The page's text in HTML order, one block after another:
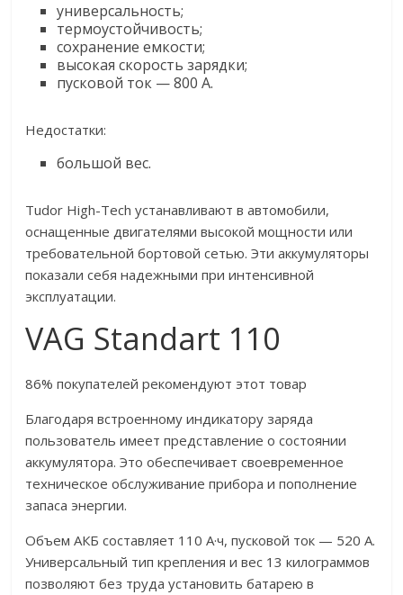
универсальность;
термоустойчивость;
сохранение емкости;
высокая скорость зарядки;
пусковой ток — 800 А.
Недостатки:
большой вес.
Tudor High-Tech устанавливают в автомобили,
оснащенные двигателями высокой мощности или
требовательной бортовой сетью. Эти аккумуляторы
показали себя надежными при интенсивной
эксплуатации.
VAG Standart 110
86% покупателей рекомендуют этот товар
Благодаря встроенному индикатору заряда
пользователь имеет представление о состоянии
аккумулятора. Это обеспечивает своевременное
техническое обслуживание прибора и пополнение
запаса энергии.
Объем АКБ составляет 110 А·ч, пусковой ток — 520 А.
Универсальный тип крепления и вес 13 килограммов
позволяют без труда установить батарею в